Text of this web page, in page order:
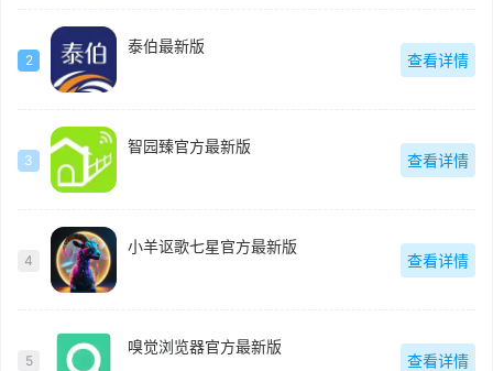
2
泰伯最新版
查看详情
3
智园臻官方最新版
查看详情
4
小羊讴歌七星官方最新版
查看详情
5
嗅觉浏览器官方最新版
查看详情